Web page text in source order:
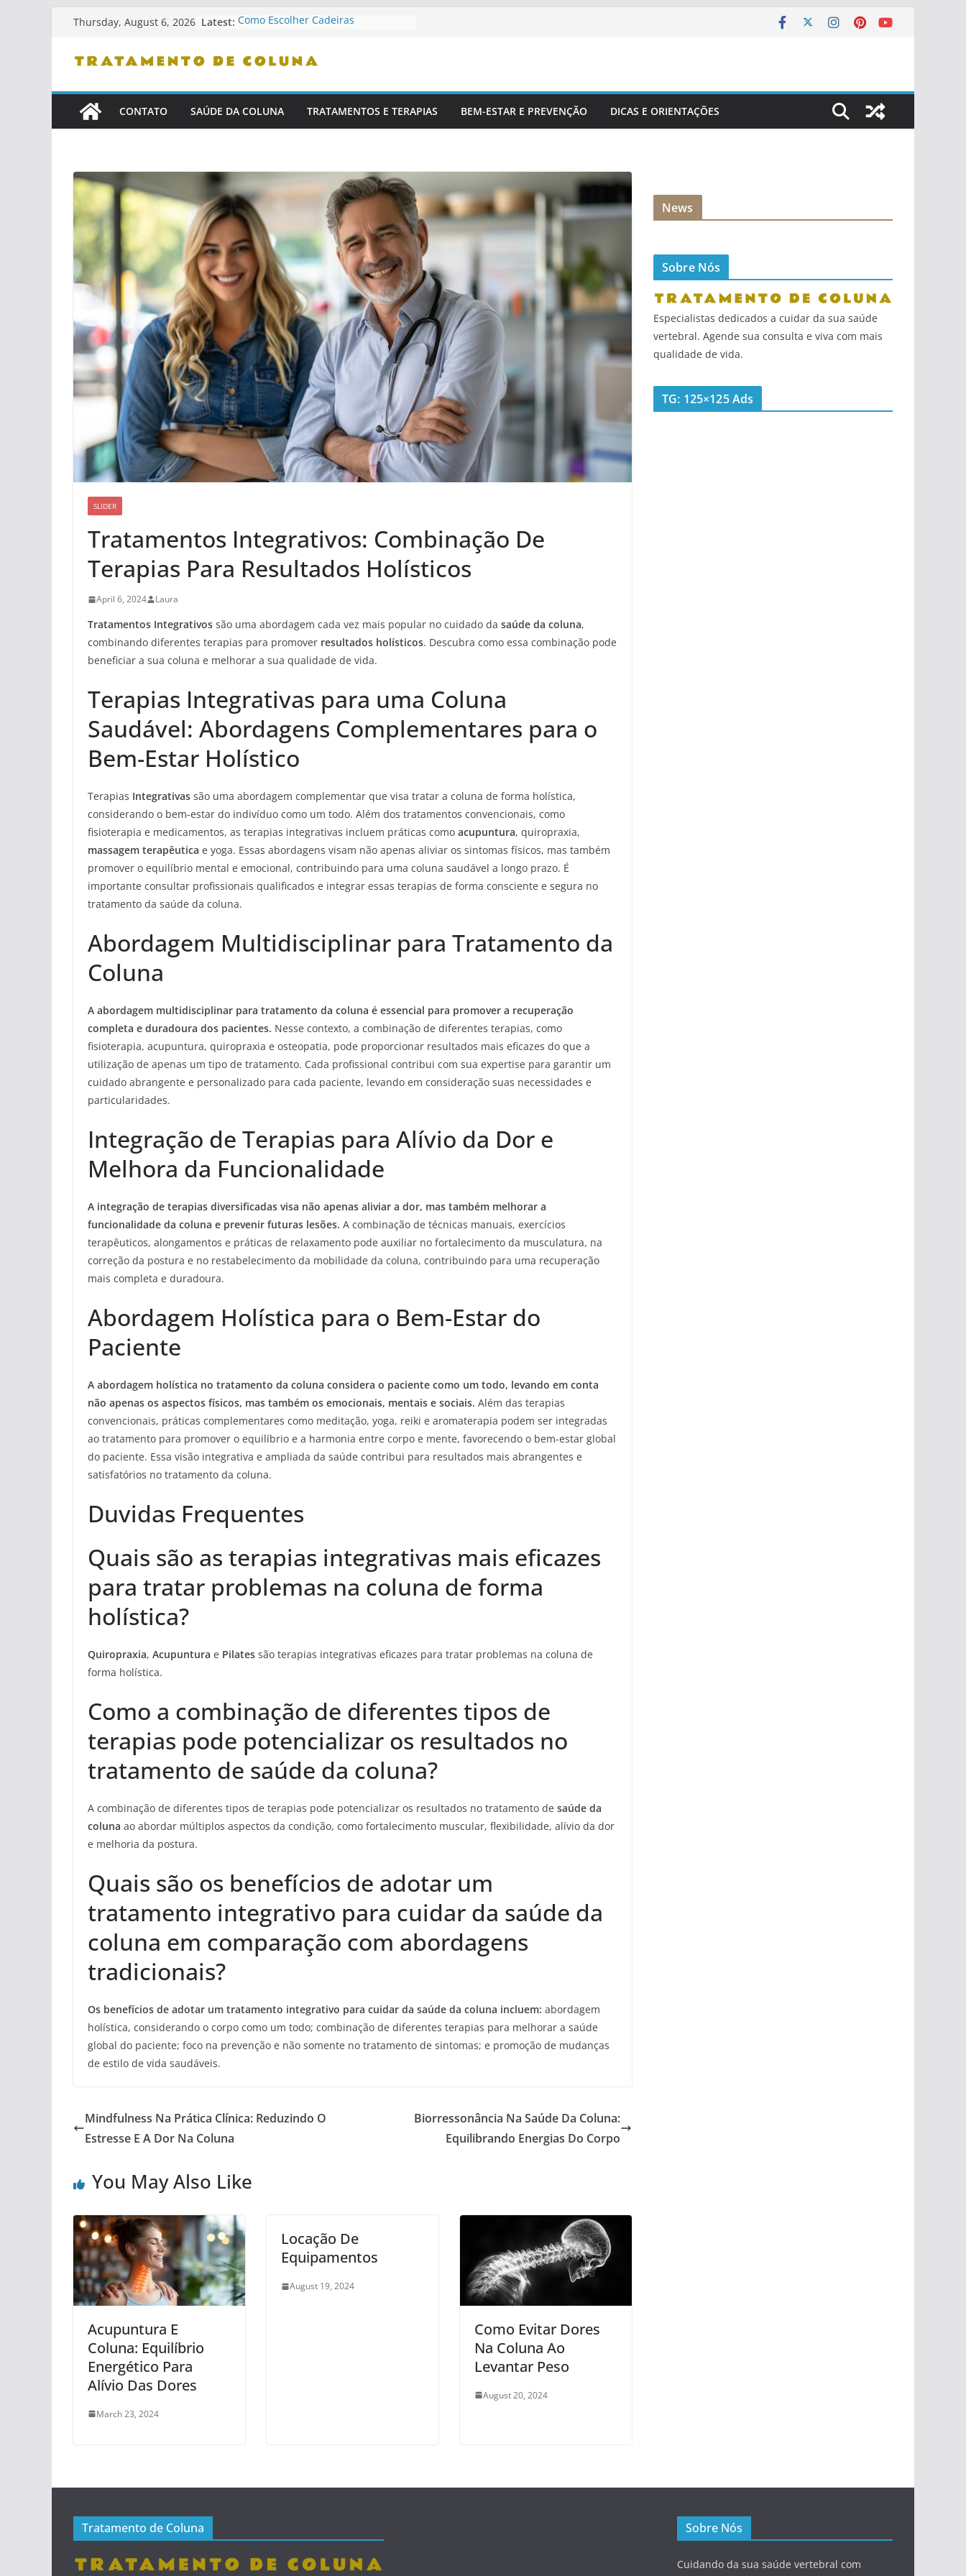
content
Thursday, August 6, 2026 Latest: Como Escolher Cadeiras
Confiança
Problemas De Coluna
Como Se Levantar Corretamente Da
CONTATO SAÚDE DA COLUNA TRATAMENTOS E TERAPIAS BEM-ESTAR E PREVENÇÃO DICAS E ORIENTAÇÕES
SLIDER
Tratamentos Integrativos: Combinação De
Terapias Para Resultados Holísticos
April 6, 2024 Laura
Tratamentos Integrativos são uma abordagem cada vez mais popular no cuidado da saúde da coluna,
combinando diferentes terapias para promover resultados holísticos. Descubra como essa combinação pode
beneficiar a sua coluna e melhorar a sua qualidade de vida.
Terapias Integrativas para uma Coluna
Saudável: Abordagens Complementares para o
Bem-Estar Holístico
Terapias Integrativas são uma abordagem complementar que visa tratar a coluna de forma holística,
considerando o bem-estar do indivíduo como um todo. Além dos tratamentos convencionais, como
fisioterapia e medicamentos, as terapias integrativas incluem práticas como acupuntura, quiropraxia,
massagem terapêutica e yoga. Essas abordagens visam não apenas aliviar os sintomas físicos, mas também
promover o equilíbrio mental e emocional, contribuindo para uma coluna saudável a longo prazo. É
importante consultar profissionais qualificados e integrar essas terapias de forma consciente e segura no
tratamento da saúde da coluna.
Abordagem Multidisciplinar para Tratamento da
Coluna
A abordagem multidisciplinar para tratamento da coluna é essencial para promover a recuperação
completa e duradoura dos pacientes. Nesse contexto, a combinação de diferentes terapias, como
fisioterapia, acupuntura, quiropraxia e osteopatia, pode proporcionar resultados mais eficazes do que a
utilização de apenas um tipo de tratamento. Cada profissional contribui com sua expertise para garantir um
cuidado abrangente e personalizado para cada paciente, levando em consideração suas necessidades e
particularidades.
Integração de Terapias para Alívio da Dor e
Melhora da Funcionalidade
A integração de terapias diversificadas visa não apenas aliviar a dor, mas também melhorar a
funcionalidade da coluna e prevenir futuras lesões. A combinação de técnicas manuais, exercícios
terapêuticos, alongamentos e práticas de relaxamento pode auxiliar no fortalecimento da musculatura, na
correção da postura e no restabelecimento da mobilidade da coluna, contribuindo para uma recuperação
mais completa e duradoura.
Abordagem Holística para o Bem-Estar do
Paciente
A abordagem holística no tratamento da coluna considera o paciente como um todo, levando em conta
não apenas os aspectos físicos, mas também os emocionais, mentais e sociais. Além das terapias
convencionais, práticas complementares como meditação, yoga, reiki e aromaterapia podem ser integradas
ao tratamento para promover o equilíbrio e a harmonia entre corpo e mente, favorecendo o bem-estar global
do paciente. Essa visão integrativa e ampliada da saúde contribui para resultados mais abrangentes e
satisfatórios no tratamento da coluna.
Duvidas Frequentes
Quais são as terapias integrativas mais eficazes
para tratar problemas na coluna de forma
holística?
Quiropraxia, Acupuntura e Pilates são terapias integrativas eficazes para tratar problemas na coluna de
forma holística.
Como a combinação de diferentes tipos de
terapias pode potencializar os resultados no
tratamento de saúde da coluna?
A combinação de diferentes tipos de terapias pode potencializar os resultados no tratamento de saúde da
coluna ao abordar múltiplos aspectos da condição, como fortalecimento muscular, flexibilidade, alívio da dor
e melhoria da postura.
Quais são os benefícios de adotar um
tratamento integrativo para cuidar da saúde da
coluna em comparação com abordagens
tradicionais?
Os benefícios de adotar um tratamento integrativo para cuidar da saúde da coluna incluem: abordagem
holística, considerando o corpo como um todo; combinação de diferentes terapias para melhorar a saúde
global do paciente; foco na prevenção e não somente no tratamento de sintomas; e promoção de mudanças
de estilo de vida saudáveis.
Mindfulness Na Prática Clínica: Reduzindo O
Estresse E A Dor Na Coluna
Biorressonância Na Saúde Da Coluna:
Equilibrando Energias Do Corpo
You May Also Like
Acupuntura E
Coluna: Equilíbrio
Energético Para
Alívio Das Dores
March 23, 2024
Locação De
Equipamentos
August 19, 2024
Como Evitar Dores
Na Coluna Ao
Levantar Peso
August 20, 2024
News
Sobre Nós
Especialistas dedicados a cuidar da sua saúde
vertebral. Agende sua consulta e viva com mais
qualidade de vida.
TG: 125×125 Ads
Tratamento de Coluna Sobre Nós
Cuidando da sua saúde vertebral com